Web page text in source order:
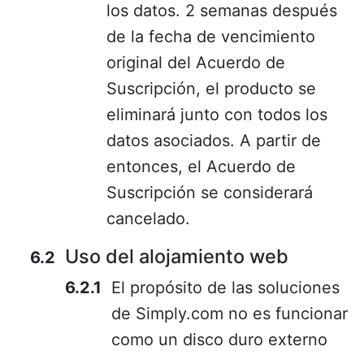
los datos. 2 semanas después
de la fecha de vencimiento
original del Acuerdo de
Suscripción, el producto se
eliminará junto con todos los
datos asociados. A partir de
entonces, el Acuerdo de
Suscripción se considerará
cancelado.
Uso del alojamiento web
El propósito de las soluciones
de Simply.com no es funcionar
como un disco duro externo